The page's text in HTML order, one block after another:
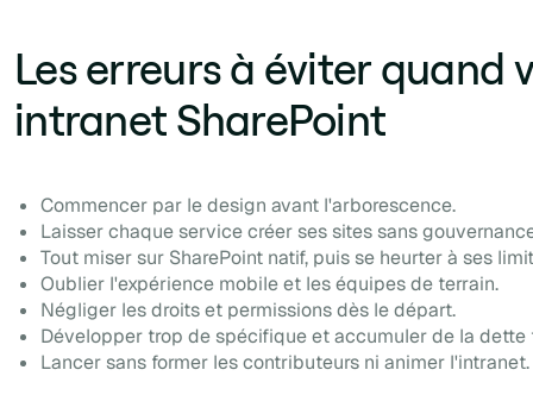
Les erreurs à éviter quand
intranet SharePoint
Commencer par le design avant l'arborescence.
Laisser chaque service créer ses sites sans
Tout miser sur SharePoint natif, puis se heurter à ses
Oublier l'expérience mobile et les équipes de terrain.
Négliger les droits et permissions dès le départ.
Développer trop de spécifique et accumuler de la dette
Lancer sans former les contributeurs ni animer l'intranet.